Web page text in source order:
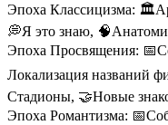
Эпоха Классицизма:
💭Я это знаю,
Эпоха Просвящения:
Локализация
Стадионы, 🤝Новые
Эпоха Романтизма: